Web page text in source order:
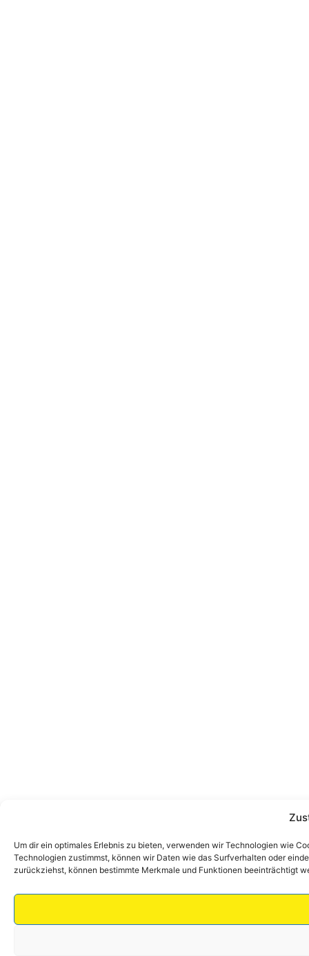
Um dir ein optimales Erlebnis zu bieten, verwenden wir Technologien wie
Technologien zustimmst, können wir Daten wie das Surfverhalten oder
zurückziehst, können bestimmte Merkmale und Funktionen beeinträchtigt